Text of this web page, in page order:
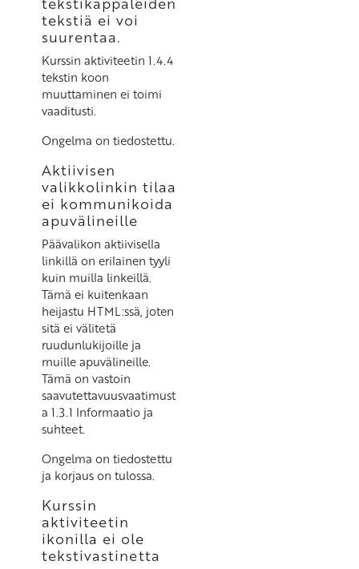
tekstiä ei voi
suurentaa.
Kurssin aktiviteetin 1.4.4
tekstin koon
muuttaminen ei toimi
vaaditusti.
Ongelma on tiedostettu.
Aktiivisen
valikkolinkin tilaa
ei kommunikoida
apuvälineille
Päävalikon aktiivisella
linkillä on erilainen tyyli
kuin muilla linkeillä.
Tämä ei kuitenkaan
heijastu HTML:ssä, joten
sitä ei välitetä
ruudunlukijoille ja
muille apuvälineille.
Tämä on vastoin
saavutettavuusvaatimust
a 1.3.1 Informaatio ja
suhteet.
Ongelma on tiedostettu
ja korjaus on tulossa.
Kurssin
aktiviteetin
ikonilla ei ole
tekstivastinetta